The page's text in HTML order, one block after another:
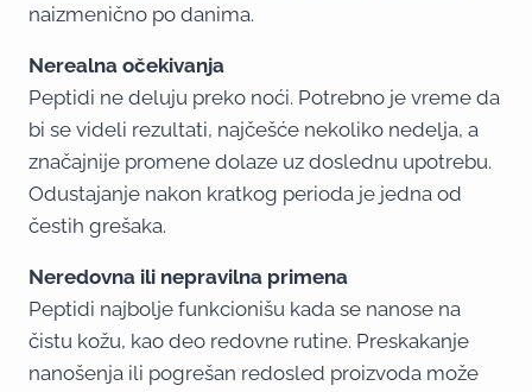
naizmenično po danima.
Nerealna očekivanja
Peptidi ne deluju preko noći. Potrebno je vreme da
bi se videli rezultati, najčešće nekoliko nedelja, a
značajnije promene dolaze uz doslednu upotrebu.
Odustajanje nakon kratkog perioda je jedna od
čestih grešaka.
Neredovna ili nepravilna primena
Peptidi najbolje funkcionišu kada se nanose na
čistu kožu, kao deo redovne rutine. Preskakanje
nanošenja ili pogrešan redosled proizvoda može